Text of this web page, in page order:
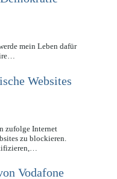
mein Leben dafür
Websites
zufolge Internet
zu blockieren.